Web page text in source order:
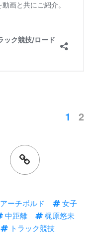
1 2
ーチボルド
女子
中距離
梶原悠未
トラック競技